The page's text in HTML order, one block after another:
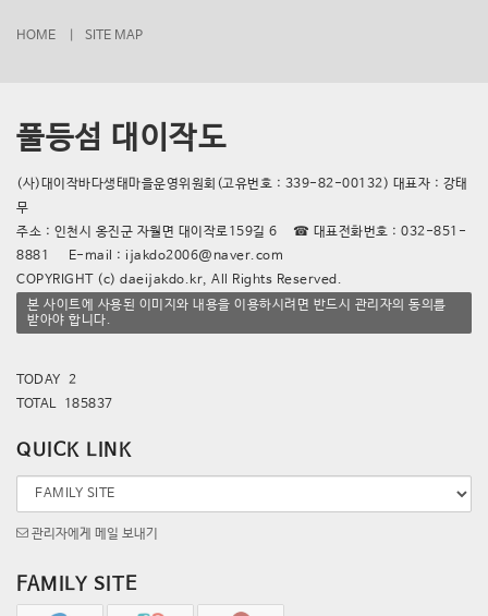
HOME | SITE MAP
풀등섬 대이작도
(사)대이작바다생태마을운영위원회(고유번호 : 339-82-00132) 대표자 : 강태
무
주소 : 인천시 옹진군 자월면 대이작로159길 6 ☎ 대표전화번호 : 032-851-
8881 E-mail : ijakdo2006@naver.com
COPYRIGHT (c) daeijakdo.kr, All Rights Reserved.
본 사이트에 사용된 이미지와 내용을 이용하시려면 반드시 관리자의 동의를
받아야 합니다.
TODAY 2
TOTAL 185837
QUICK LINK
관리자에게 메일 보내기
FAMILY SITE